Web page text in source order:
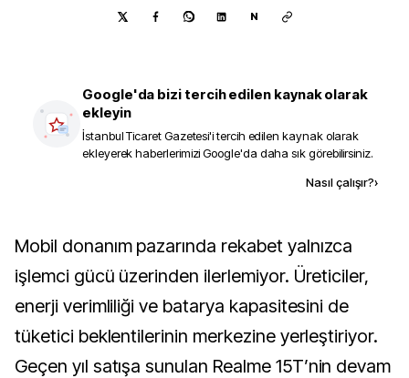
N
Google'da bizi tercih edilen kaynak olarak
ekleyin
İstanbul Ticaret Gazetesi'i tercih edilen kaynak olarak
ekleyerek haberlerimizi Google'da daha sık görebilirsiniz.
Nasıl çalışır?›
Mobil donanım pazarında rekabet yalnızca
işlemci gücü üzerinden ilerlemiyor. Üreticiler,
enerji verimliliği ve batarya kapasitesini de
tüketici beklentilerinin merkezine yerleştiriyor.
Geçen yıl satışa sunulan Realme 15T’nin devam